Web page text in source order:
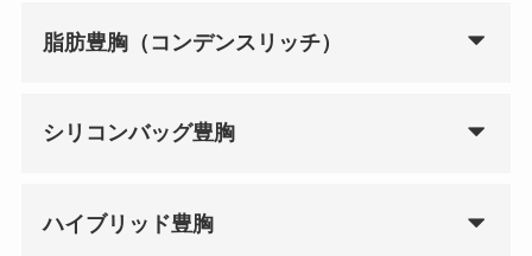
脂肪豊胸（コンデンスリッチ）
シリコンバッグ豊胸
ハイブリッド豊胸